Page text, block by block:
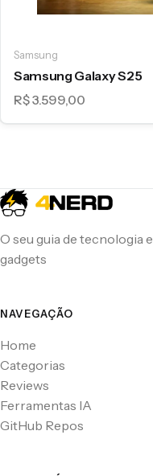
Samsung
Samsung Galaxy S25
R$ 3.599,00
O seu guia de tecnologia e
gadgets
NAVEGAÇÃO
Home
Categorias
Reviews
Ferramentas IA
GitHub Repos